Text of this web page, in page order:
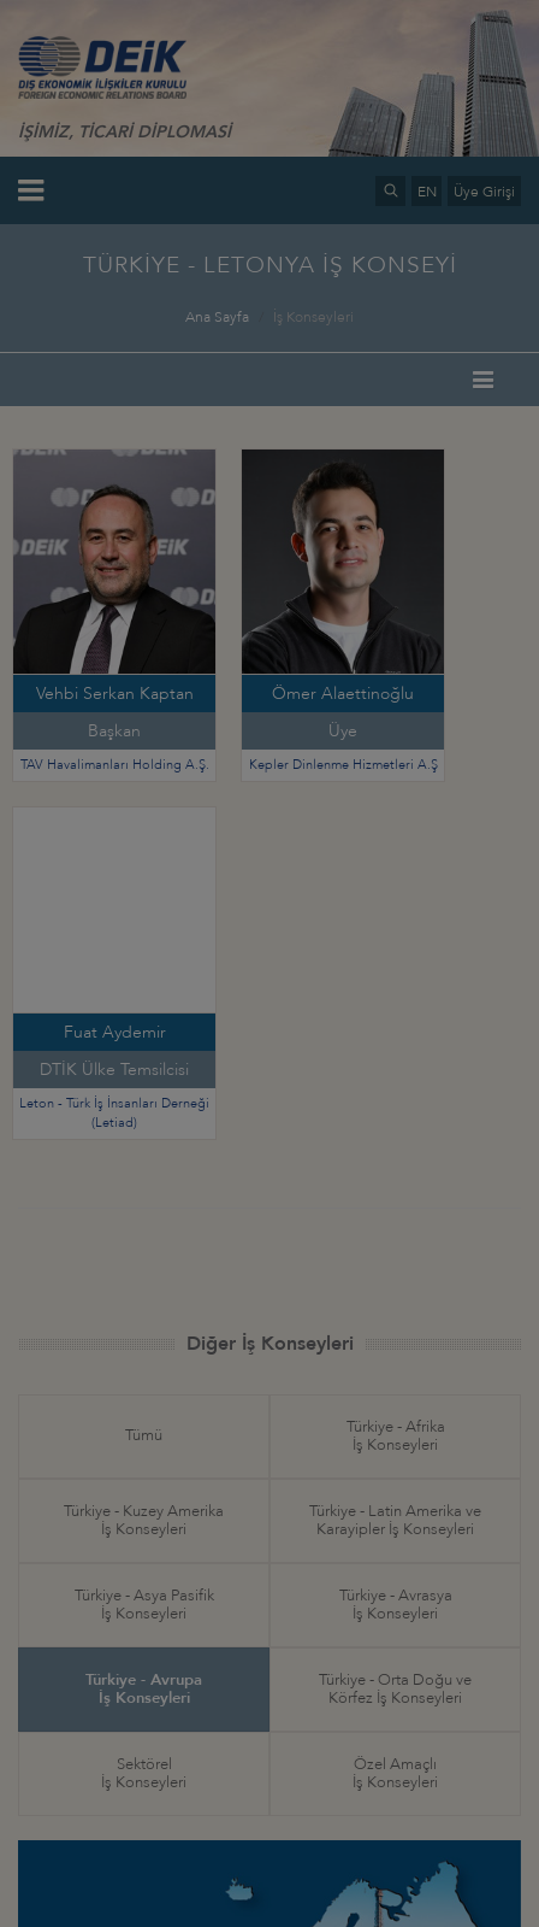
İŞİMİZ, TİCARİ DİPLOMASİ
EN Üye Girişi
TÜRKİYE - LETONYA İŞ KONSEYİ
Ana Sayfa İş Konseyleri
Vehbi Serkan Kaptan
Başkan
TAV Havalimanları Holding A.Ş.
Ömer Alaettinoğlu
Üye
Kepler Dinlenme Hizmetleri A.Ş
Fuat Aydemir
DTİK Ülke Temsilcisi
Leton - Türk İş İnsanları Derneği
(Letiad)
Diğer İş Konseyleri
Tümü
Türkiye - Afrika
İş Konseyleri
Türkiye - Kuzey Amerika
İş Konseyleri
Türkiye - Latin Amerika ve
Karayipler İş Konseyleri
Türkiye - Asya Pasifik
İş Konseyleri
Türkiye - Avrasya
İş Konseyleri
Türkiye - Avrupa
İş Konseyleri
Türkiye - Orta Doğu ve
Körfez İş Konseyleri
Sektörel
İş Konseyleri
Özel Amaçlı
İş Konseyleri